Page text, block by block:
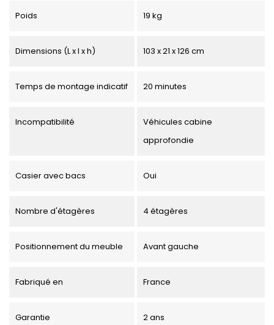
Poids 19 kg
Dimensions (L x l x h) 103 x 21 x 126 cm
Temps de montage indicatif 20 minutes
Incompatibilité
Véhicules cabine
approfondie
Casier avec bacs Oui
Nombre d'étagères 4 étagères
Positionnement du meuble Avant gauche
Fabriqué en France
Garantie 2 ans